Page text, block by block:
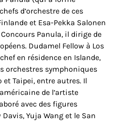
d’orchestre de ces
et Esa-Pekka Salonen
Panula, il dirige de
Dudamel Fellow à Los
en résidence en Islande,
orchestres symphoniques
et Taipei, entre autres. Il
de l’artiste
avec des figures
Yuja Wang et le San